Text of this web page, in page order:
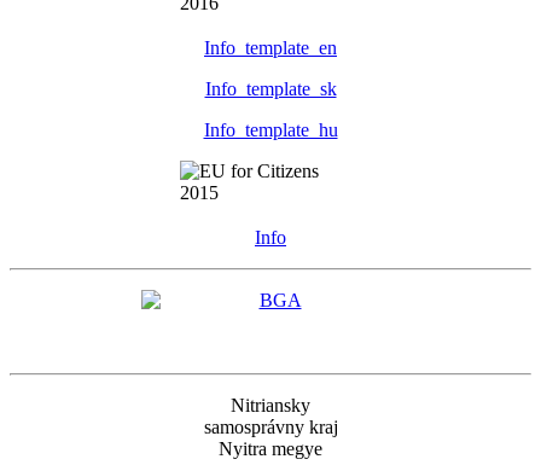
Info_template_en
Info_template_sk
Info_template_hu
Info
Nitriansky
samosprávny kraj
Nyitra megye